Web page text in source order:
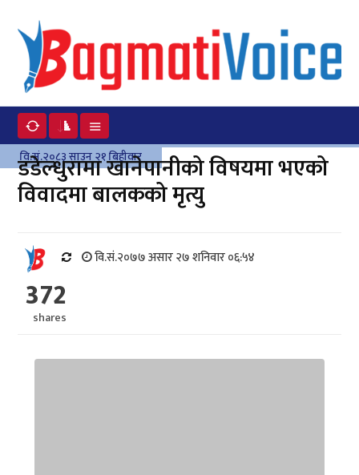
वि.सं.२०८३ साउन २१ बिहीवार
डडेल्धुरामा खानेपानीको विषयमा भएको
विवादमा बालकको मृत्यु
वि.सं.२०७७ असार २७ शनिवार ०६:५४
372
shares